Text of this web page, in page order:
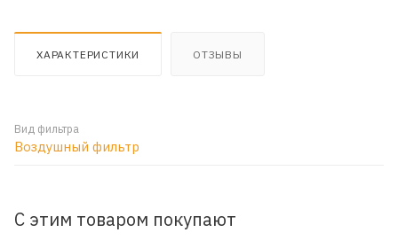
ХАРАКТЕРИСТИКИ ОТЗЫВЫ
Вид фильтра
Воздушный фильтр
С этим товаром покупают